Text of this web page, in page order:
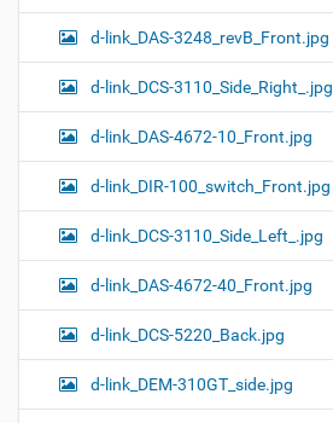
d-link_DAS-3248_revB_Front.jpg
d-link_DCS-3110_Side_Right_.jpg
d-link_DAS-4672-10_Front.jpg
d-link_DIR-100_switch_Front.jpg
d-link_DCS-3110_Side_Left_.jpg
d-link_DAS-4672-40_Front.jpg
d-link_DCS-5220_Back.jpg
d-link_DEM-310GT_side.jpg